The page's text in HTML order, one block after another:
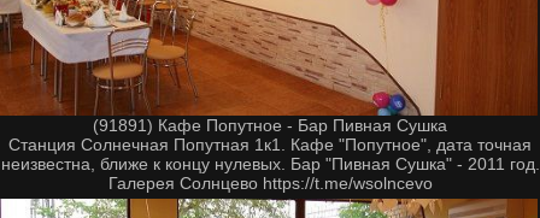
(91891) Кафе Попутное - Бар Пивная Сушка
Станция Солнечная Попутная 1к1. Кафе "Попутное", дата точная
неизвестна, ближе к концу нулевых. Бар "Пивная Сушка" - 2011 год.
Галерея Солнцево https://t.me/wsolncevo